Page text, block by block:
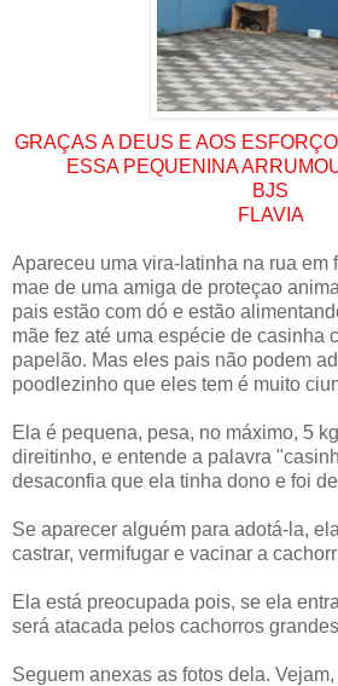
GRAÇAS A DEUS E AOS
ESSA PEQUENINA
BJS
FLAVIA
Apareceu uma vira-latinha na rua em
mae de uma amiga de proteçao
pais estão com dó e estão
mãe fez até uma espécie de casinha
papelão. Mas eles pais não podem
poodlezinho que eles tem é muito
Ela é pequena, pesa, no máximo, 5
direitinho, e entende a palavra
desaconfia que ela tinha dono e foi
Se aparecer alguém para adotá-la,
castrar, vermifugar e vacinar a
Ela está preocupada pois, se ela
será atacada pelos cachorros
Seguem anexas as fotos dela.